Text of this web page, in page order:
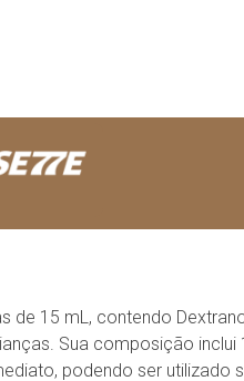
15 mL, contendo
Sua composição
podendo ser utilizado